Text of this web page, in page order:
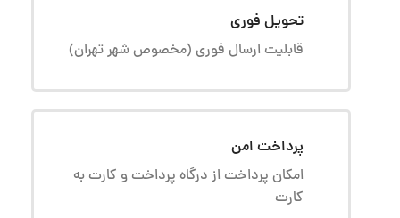
تحویل فوری
قابلیت ارسال فوری (مخصوص شهر تهران)
پرداخت امن
امکان پرداخت از درگاه پرداخت و کارت به
کارت